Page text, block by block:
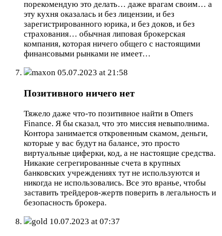
порекомендую это делать… даже врагам своим… а
эту кухня оказалась и без лицензии, и без
зарегистрированного юрика, и без доков, и без
страхования… обычная липовая брокерская
компания, которая ничего общего с настоящими
финансовыми рынками не имеет…
maxon 05.07.2023 at 21:58
Позитивного ничего нет
Тяжело даже что-то позитивное найти в Omers
Finance. Я бы сказал, что это миссия невыполнима.
Контора занимается откровенным скамом, деньги,
которые у вас будут на балансе, это просто
виртуальные циферки, код, а не настоящие средства.
Никакие сегрегированные счета в крупных
банковских учреждениях тут не используются и
никогда не использовались. Все это вранье, чтобы
заставить трейдеров-жертв поверить в легальность и
безопасность брокера.
gold 10.07.2023 at 07:37